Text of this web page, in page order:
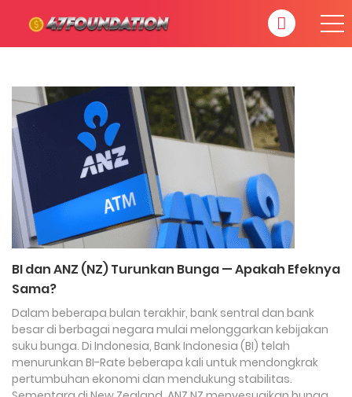
BI dan ANZ (NZ) Turunkan Bunga — Apakah Efeknya
Sama?
Dalam beberapa bulan terakhir, bank sentral dan bank
besar di berbagai negara mulai melonggarkan kebijakan
suku bunga. Di Indonesia, Bank Indonesia (BI) telah
menurunkan BI-Rate beberapa kali untuk mendongkrak
pertumbuhan ekonomi dan mendukung stabilitas.